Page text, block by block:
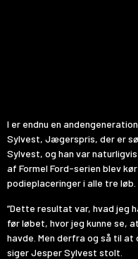
I er endnu en
Sylvest, Jægerspris, der er
Sylvest, og han var
af Formel Ford-serien blev
podieplaceringer i alle tre løb.
”Dette resultat var, hvad jeg
før løbet, hvor jeg kunne se,
havde. Men derfra og så til
siger Jesper Sylvest stolt.